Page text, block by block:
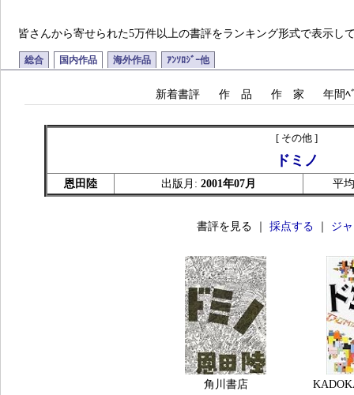
皆さんから寄せられた5万件以上の書評をランキング形式で表示し
総合 国内作品 海外作品 ｱﾝｿﾛｼﾞｰ他
新着書評 作 品 作 家 年間ﾍ
[ その他 ]
ドミノ
恩田陸 出版月: 2001年07月 平
書評を見る ｜ 採点する ジ
角川書店